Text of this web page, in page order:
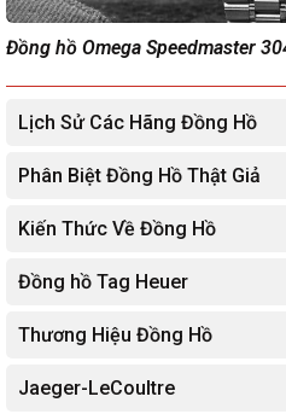
Lịch Sử Các Hãng Đồng Hồ
Phân Biệt Đồng Hồ Thật Giả
Kiến Thức Về Đồng Hồ
Đồng hồ Tag Heuer
Thương Hiệu Đồng Hồ
Jaeger-LeCoultre
Đồng hồ Omega Speedmaster